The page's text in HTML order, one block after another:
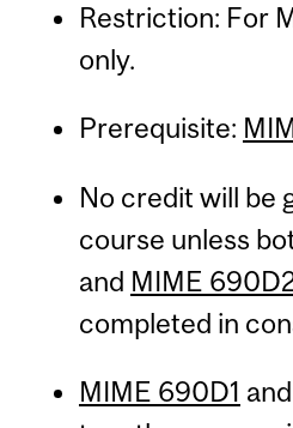
Restriction: For
only.
Prerequisite:
No credit will be
course unless
and MIME
completed in
MIME 690D1 and